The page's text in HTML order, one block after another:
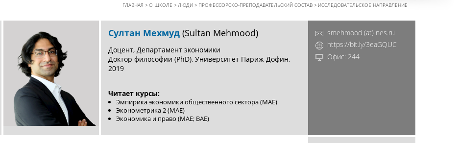
ГЛАВНАЯ О ШКОЛЕ ЛЮДИ ПРОФЕССОРСКО-ПРЕПОДАВАТЕЛЬСКИЙ СОСТАВ ИССЛЕДОВАТЕЛЬСКОЕ НАПРАВЛЕНИЕ
Султан Мехмуд (Sultan Mehmood)
Доцент, Департамент экономики
Доктор философии (PhD), Университет Париж-Дофин,
2019
Читает курсы:
Эмпирика экономики общественного сектора (MAE)
Эконометрика 2 (MAE)
Экономика и право (MAE; BAE)
smehmood (at) nes.ru
https://bit.ly/3eaGQUC
Офис: 244